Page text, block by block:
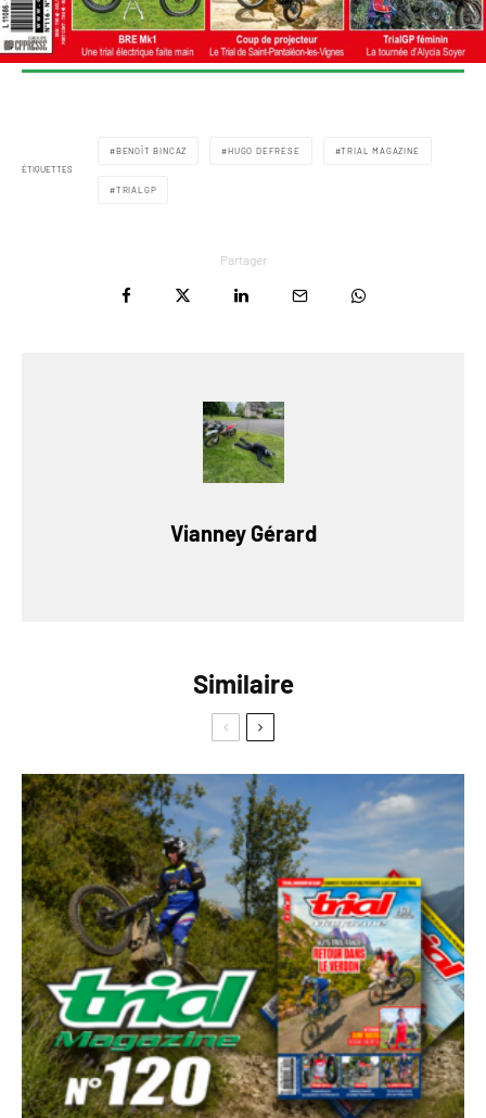
ÉTIQUETTES
BENOÎT BINCAZ HUGO DEFRESE TRIAL MAGAZINE
TRIALGP
Partager
Vianney Gérard
Similaire